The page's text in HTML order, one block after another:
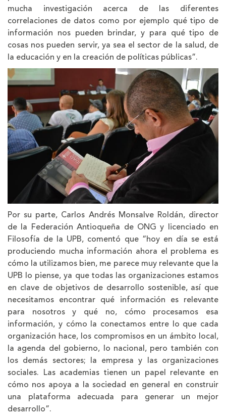
mucha investigación acerca de las diferentes
correlaciones de datos como por ejemplo qué tipo de
información nos pueden brindar, y para qué tipo de
cosas nos pueden servir, ya sea el sector de la salud, de
la educación y en la creación de políticas públicas”.
Por su parte, Carlos Andrés Monsalve Roldán, director
de la Federación Antioqueña de ONG y licenciado en
Filosofía de la UPB, comentó que “hoy en día se está
produciendo mucha información ahora el problema es
cómo la utilizamos bien, me parece muy relevante que la
UPB lo piense, ya que todas las organizaciones estamos
en clave de objetivos de desarrollo sostenible, así que
necesitamos encontrar qué información es relevante
para nosotros y qué no, cómo procesamos esa
información, y cómo la conectamos entre lo que cada
organización hace, los compromisos en un ámbito local,
la agenda del gobierno, lo nacional, pero también con
los demás sectores; la empresa y las organizaciones
sociales. Las academias tienen un papel relevante en
cómo nos apoya a la sociedad en general en construir
una plataforma adecuada para generar un mejor
desarrollo”.